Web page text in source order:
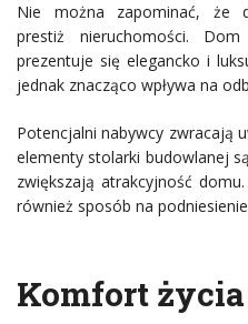
Nie można zapominać, że
prestiż nieruchomości.
prezentuje się elegancko i
jednak znacząco wpływa na
Potencjalni nabywcy zwracają
elementy stolarki budowlanej
zwiększają atrakcyjność
również sposób na
Komfort